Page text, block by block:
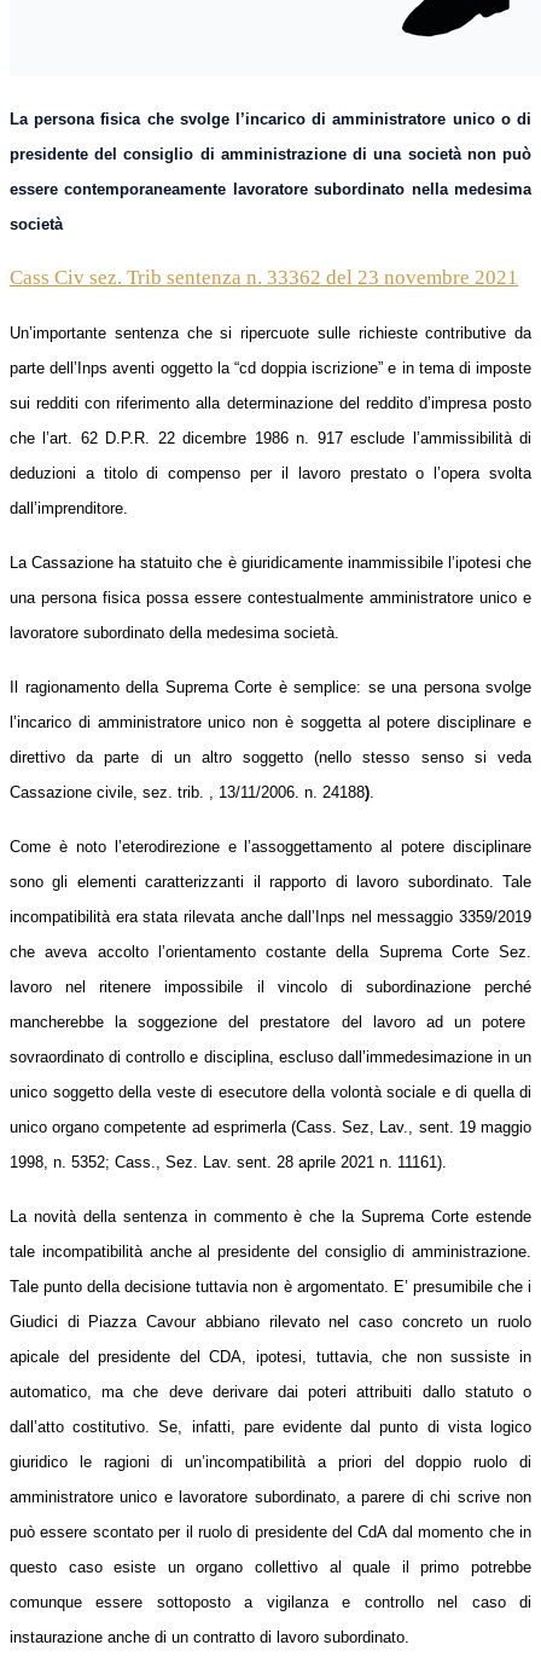
La persona fisica che svolge l’incarico di amministratore unico o di
presidente del consiglio di amministrazione di una società non può
essere contemporaneamente lavoratore subordinato nella medesima
società
Cass Civ sez. Trib sentenza n. 33362 del 23 novembre 2021
Un’importante sentenza che si ripercuote sulle richieste contributive da
parte dell’Inps aventi oggetto la “cd doppia iscrizione” e in tema di imposte
sui redditi con riferimento alla determinazione del reddito d’impresa posto
che l’art. 62 D .P.R. 22 dicembre 1986 n. 917 esclude l’ammissibilità di
deduzioni a titolo di compenso per il lavoro prestato o l’opera svolta
dall’imprenditore.
La Cassazione ha statuitoche è giuridicamente inammissibile l’ipotesiche
una persona fisica possa essere contestualmente amministratore unico e
lavoratore subordinato della medesima società.
Il ragionamento della Suprema Corte è semplice: se una persona svolge
l’incarico di amministratore unico non è soggetta al potere disciplinare e
direttivo da parte di un altro soggetto (nello stesso senso si veda
Cassazione civile, sez. trib. , 13/11/2006. n. 24188)
Come è noto l’eterodirezione e l’assoggettamento al potere disciplinare
sono gli elementi caratterizzanti il rapporto di lavoro subordinato. Tale
incompatibilità era stata rilevata anche dall’Inps nel messaggio 3359/2019
che aveva accolto l’orientamento costante della Suprema Corte Sez.
lavoro nel ritenere impossibile il vincolo di subordinazione perché
mancherebbe la soggezione del prestatore del lavoro ad un potere
sovraordinato di controllo e disciplina, escluso dall’immedesimazione in un
unico soggetto della veste di esecutore della volontà sociale e di quella di
unico organo competente ad esprimerla (Cass. Sez, Lav.
, sent. 19 maggio
1998, n. 5352; Cass., Sez. Lav. sent. 28 aprile 2021 n. 11161).
La novità della sentenza in commento è che laSuprema Corte estende
tale incompatibilità anche al presidente del consiglio di amministrazione.
Tale punto della decisione tuttavia non è argomentato. E’ presumibile chei
Giudici di Piazza Cavour abbianorilevato nel caso concreto un ruolo
apicale del presidente del CDA, ipotesi, tuttavia, che non sussiste in
automatico, ma che deve derivare dai poteri attribuiti dallo statuto o
dall’atto costitutivo. Se, infatti, pare evidentedal punto di vista logico
giuridico le ragioni di un’incompatibilità a priori del doppio ruolo di
amministratoreunico e lavoratore subordinato, a parere di chi scrive non
può essere scontato per il ruolo di presidente del CdA dal momento che in
questo caso esiste un organo collettivo al quale il primo potrebbe
comunque essere sottopostoa vigil anza e controllo nel caso di
instaurazione anche di un contratto di lavoro subordinato.